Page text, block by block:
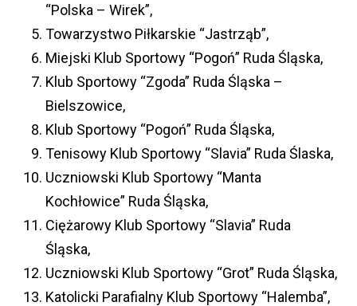
“Polska – Wirek”,
Towarzystwo Piłkarskie “Jastrząb”,
Miejski Klub Sportowy “Pogoń” Ruda Śląska,
Klub Sportowy “Zgoda” Ruda Śląska –
Bielszowice,
Klub Sportowy “Pogoń” Ruda Śląska,
Tenisowy Klub Sportowy “Slavia” Ruda Ślaska,
Uczniowski Klub Sportowy “Manta
Kochłowice” Ruda Śląska,
Ciężarowy Klub Sportowy “Slavia” Ruda
Śląska,
Uczniowski Klub Sportowy “Grot” Ruda Śląska,
Katolicki Parafialny Klub Sportowy “Halemba”,